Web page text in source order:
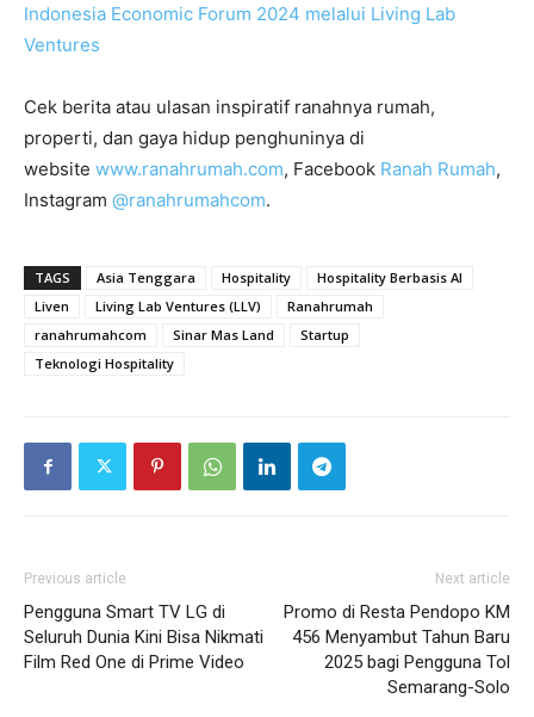
Indonesia Economic Forum 2024 melalui Living Lab
Ventures
Cek berita atau ulasan inspiratif ranahnya rumah,
properti, dan gaya hidup penghuninya di
website www.ranahrumah.com, Facebook Ranah Rumah,
Instagram @ranahrumahcom.
TAGS Asia Tenggara Hospitality
Hospitality Berbasis AI
Liven
Living Lab Ventures (LLV)
Ranahrumah
ranahrumahcom
Sinar Mas Land
Startup
Teknologi Hospitality
Previous article
Pengguna Smart TV LG di
Seluruh Dunia Kini Bisa Nikmati
Film Red One di Prime Video
Next article
Promo di Resta Pendopo KM
456 Menyambut Tahun Baru
2025 bagi Pengguna Tol
Semarang-Solo